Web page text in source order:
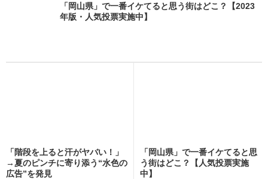
「岡山県」で一番イケてると思う街はどこ？【2023
年版・人気投票実施中】
「階段を上ると汗がヤバい！」
→夏のピンチに寄り添う“水色の
広告”を発見
「岡山県」で一番イケてると思
う街はどこ？【人気投票実施
中】